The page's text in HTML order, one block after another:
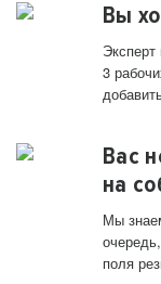
Вы
3
Вас
на
Мы
поля